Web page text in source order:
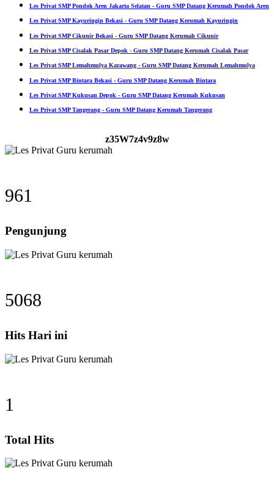
Les Privat SMP Pondok Aren Jakarta Selatan - Guru SMP Datang Kerumah Pondok Aren
Les Privat SMP Kayuringin Bekasi - Guru SMP Datang Kerumah Kayuringin
Les Privat SMP Cikunir Bekasi - Guru SMP Datang Kerumah Cikunir
Les Privat SMP Cisalak Pasar Depok - Guru SMP Datang Kerumah Cisalak Pasar
Les Privat SMP Lemahmulya Karawang - Guru SMP Datang Kerumah Lemahmulya
Les Privat SMP Bintara Bekasi - Guru SMP Datang Kerumah Bintara
Les Privat SMP Kukusan Depok - Guru SMP Datang Kerumah Kukusan
Les Privat SMP Tangerang - Guru SMP Datang Kerumah Tangerang
z35W7z4v9z8w
961
Pengunjung
5068
Hits Hari ini
1
Total Hits